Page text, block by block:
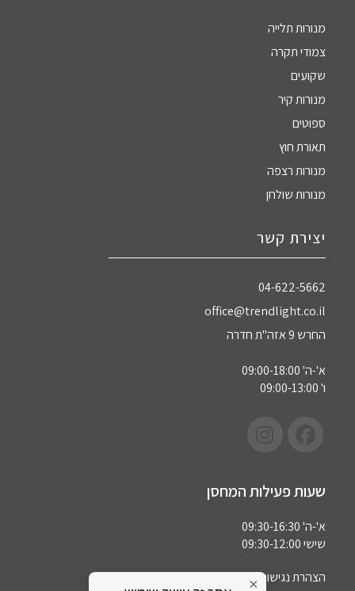
מנורות תלייה
צמודי תקרה
שקועים
מנורות קיר
ספוטים
תאורת חוץ
מנורות רצפה
מנורות שולחן
יצירת קשר
04-622-5662‏
office@trendlight.co.il
החרש 9 אזה"ת חדרה
א'-ה' 09:00-18:00
ו' 09:00-13:00
שעות פעילות המחסן
א'-ה' 09:30-16:30
שישי 09:30-12:00
הצהרת נגישות×